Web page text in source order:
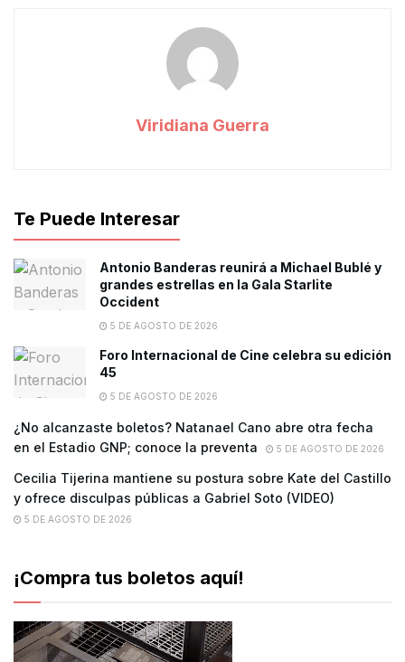
Viridiana Guerra
Te Puede Interesar
Antonio Banderas reunirá a Michael Bublé y
grandes estrellas en la Gala Starlite
Occident
5 DE AGOSTO DE 2026
Foro Internacional de Cine celebra su edición
45
5 DE AGOSTO DE 2026
¿No alcanzaste boletos? Natanael Cano abre otra fecha
en el Estadio GNP; conoce la preventa
5 DE AGOSTO DE 2026
Cecilia Tijerina mantiene su postura sobre Kate del Castillo
y ofrece disculpas públicas a Gabriel Soto (VIDEO)
5 DE AGOSTO DE 2026
¡Compra tus boletos aquí!